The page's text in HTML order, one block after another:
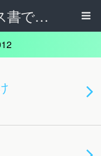
おすすめのビジネス書で自己啓発！